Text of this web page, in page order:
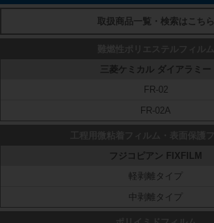
取扱商品一覧・検索はこちら
三菱ケミカル ダイアラミー
FR-02
FR-02A
フジコピアン FIXFILM
軽剥離タイプ
中剥離タイプ